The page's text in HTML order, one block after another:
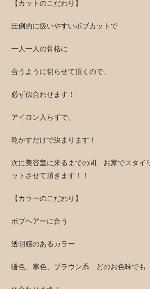
【カットのこだわり】
圧倒的に扱いやすいボブカットで
一人一人の骨格に
合うように切らせて頂くので、
必ず似合わせます！
アイロン入らずで、
乾かすだけで決まります！
次に美容室に来るまでの間、お家でスタイ
ットさせて頂きます！！
【カラーのこだわり】
ボブヘアーに合う
透明感のあるカラー
暖色、寒色、ブラウン系 どのお色味でも